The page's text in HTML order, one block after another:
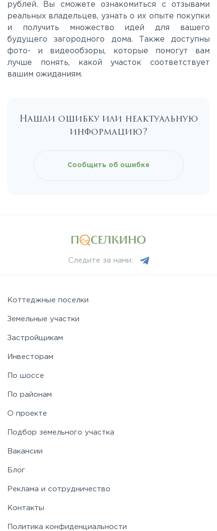
Ропшинское
Рябовское
рублей. Вы сможете ознакомиться с отзывами
реальных владельцев, узнать о их опыте покупки
и получить множество идей для вашего
будущего загородного дома. Также доступны
фото- и видеообзоры, которые помогут вам
лучше понять, какой участок соответствует
вашим ожиданиям.
Нашли ошибку или неактуальную
информацию?
Сообщить об ошибке
Следите за нами:
Коттеджные поселки
Земельные участки
Застройщикам
Инвесторам
По шоссе
По районам
О проекте
Подбор земельного участка
Вакансии
Блог
Реклама и сотрудничество
Контакты
Политика конфиденциальности